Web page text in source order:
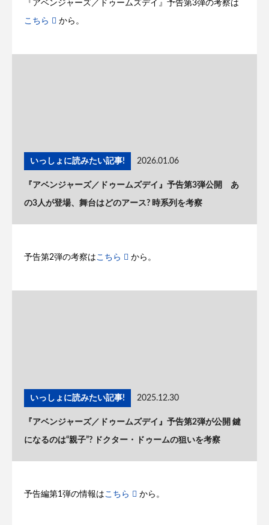
『アベンジャーズ／ドゥームズデイ』予告第3弾の考察は
こちら から。
いっしょに読みたい記事! 2026.01.06
『アベンジャーズ／ドゥームズデイ』予告第3弾公開 あ
の3人が登場、舞台はどのアース? 時系列を考察
予告第2弾の考察はこちら から。
いっしょに読みたい記事! 2025.12.30
『アベンジャーズ／ドゥームズデイ』予告第2弾が公開 鍵
になるのは“親子”? ドクター・ドゥームの狙いを考察
予告編第1弾の情報はこちら から。